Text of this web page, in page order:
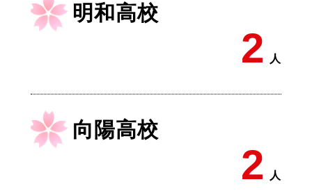
明和高校
2 人
向陽高校
2 人